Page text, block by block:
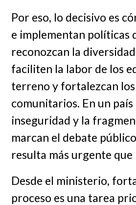
Por eso, lo decisivo es
e implementan políticas
reconozcan la
faciliten la labor de los
terreno y fortalezcan los
comunitarios. En un país
inseguridad y la
marcan el debate
resulta más urgente que
Desde el ministerio,
proceso es una tarea